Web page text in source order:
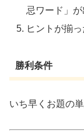
忌ワード」
ヒントが揃
勝利条件
いち早くお題の